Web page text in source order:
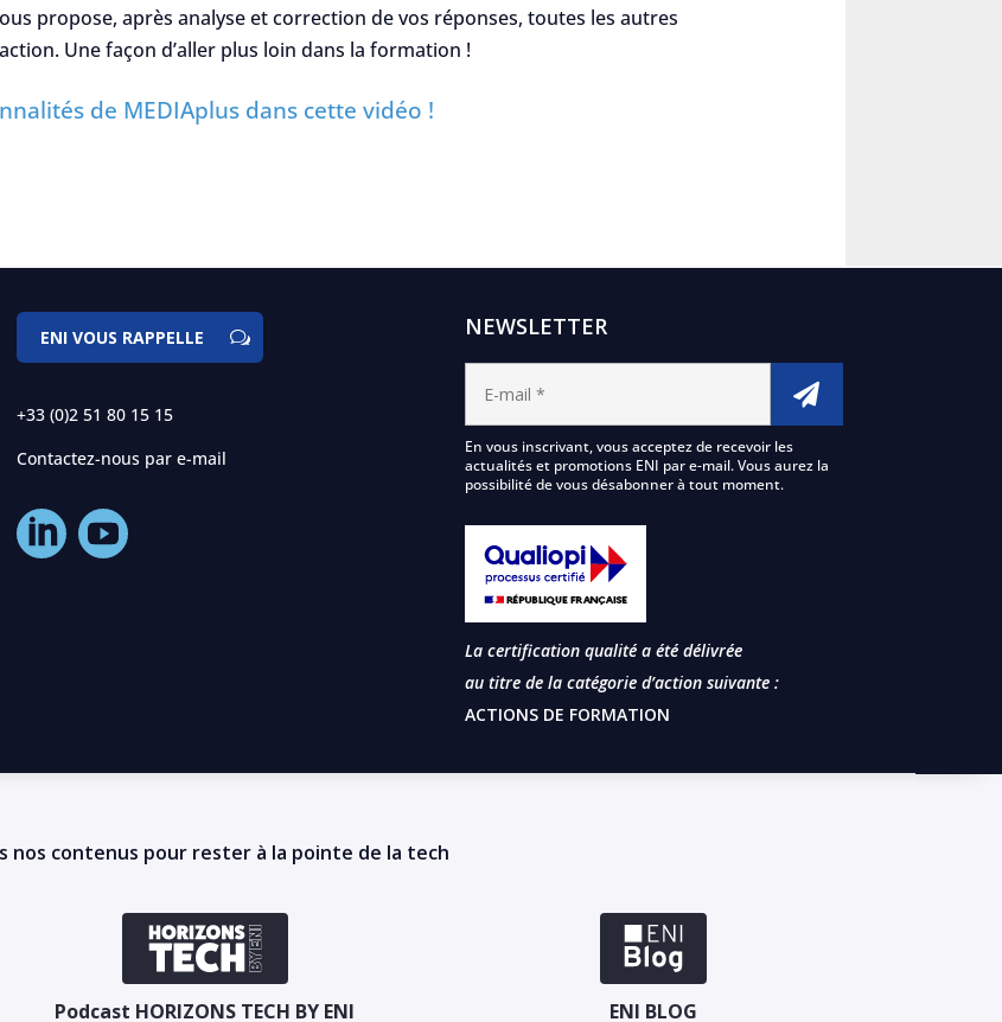
propose, après analyse et correction de vos réponses, toutes les autres
Une façon d’aller plus loin dans la formation !
de MEDIAplus dans cette vidéo !
ENI VOUS RAPPELLE
+33 (0)2 51 80 15 15
Contactez-nous par e-mail
NEWSLETTER
En vous inscrivant, vous acceptez de recevoir les
actualités et promotions ENI par e-mail. Vous aurez la
possibilité de vous désabonner à tout moment.
La certification qualité a été délivrée
au titre de la catégorie d’action suivante :
ACTIONS DE FORMATION
nos contenus pour rester à la pointe de la tech
Podcast HORIZONS TECH BY ENI ENI BLOG